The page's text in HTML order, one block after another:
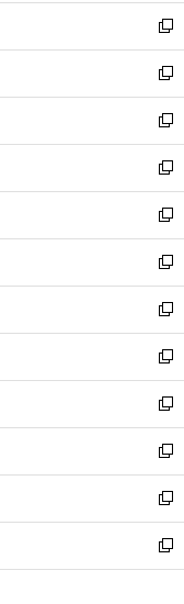
く
で
開
く
ン
ド
ウ
で
開
く
新
し
い
ウ
ィ
ン
ド
ウ
で
開
く
新
し
い
ウ
ィ
ン
ド
ウ
で
開
く
新
し
い
ウ
ィ
ン
ド
ウ
で
開
く
新
し
い
ウ
ィ
ン
ド
ウ
で
開
く
新
し
い
ウ
ィ
ン
ド
ウ
で
開
く
新
し
い
ウ
ィ
ン
ド
ウ
で
開
く
新
し
い
ウ
ィ
ン
ド
ウ
で
開
く
新
し
い
ウ
ィ
ン
ド
ウ
で
開
新
し
い
ウ
ィ
ン
ド
ウ
新
し
い
ウ
ィ
ン
新
し
い
ウ
新
し